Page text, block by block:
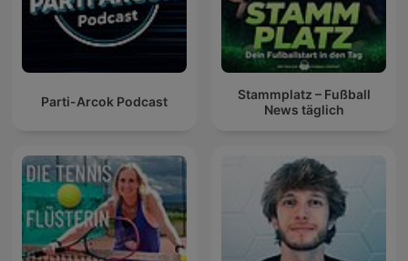
Parti-Arcok Podcast
Stammplatz – Fußball
News täglich